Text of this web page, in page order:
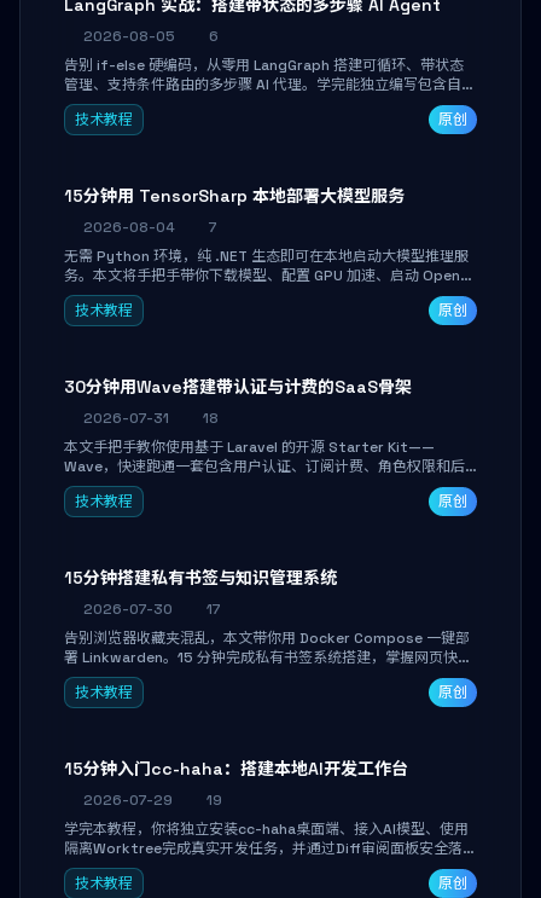
LangGraph 实战：搭建带状态的多步骤 AI Agent
2026-08-05
6
告别 if-else 硬编码，从零用 LangGraph 搭建可循环、带状态
管理、支持条件路由的多步骤 AI 代理。学完能独立编写包含自动
决策、工具调用和持久化状态的复杂工作流，并避开递归溢出、
状态丢失等常见坑点。
技术教程 原创
15分钟用 TensorSharp 本地部署大模型服务
2026-08-04
7
无需 Python 环境，纯 .NET 生态即可在本地启动大模型推理服
务。本文将手把手带你下载模型、配置 GPU 加速、启动 OpenAI
兼容 API，并在 C# 业务代码中无缝调用。数据不出网，零门槛
搞定本地 LLM 部署。
技术教程 原创
30分钟用Wave搭建带认证与计费的SaaS骨架
2026-07-31
18
本文手把手教你使用基于 Laravel 的开源 Starter Kit——
Wave，快速跑通一套包含用户认证、订阅计费、角色权限和后
台管理的完整 SaaS 骨架。附带 Stripe 测试支付对接与自定义
业务页面开发实战，助你省去重复基建时间，将精力聚焦于核心
技术教程 原创
15分钟搭建私有书签与知识管理系统
2026-07-30
17
告别浏览器收藏夹混乱，本文带你用 Docker Compose 一键部
署 Linkwarden。15 分钟完成私有书签系统搭建，掌握网页快照
归档、高亮批注、分类管理与全文搜索。适合开发者与知识工作
者打造个人知识库，资料统一归档，随时检索。
技术教程 原创
15分钟入门cc-haha：搭建本地AI开发工作台
2026-07-29
19
学完本教程，你将独立安装cc-haha桌面端、接入AI模型、使用
隔离Worktree完成真实开发任务，并通过Diff审阅面板安全落地
AI代码改写。告别终端黑盒操作，让AI在沙箱环境中工作，你只
做审阅和决策。
技术教程 原创